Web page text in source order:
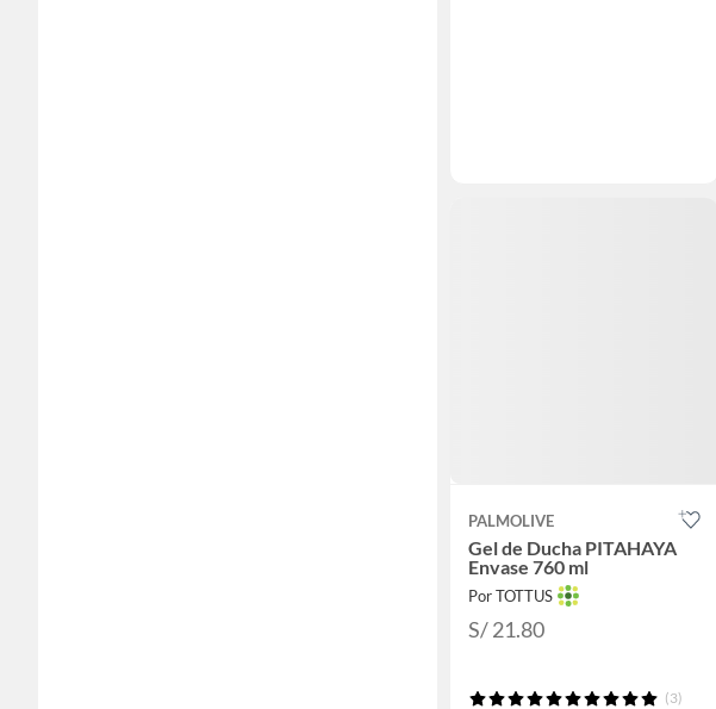
PALMOLIVE
Gel de Ducha PITAHAYA
Envase 760 ml
Por TOTTUS
S/ 21.80
(3)